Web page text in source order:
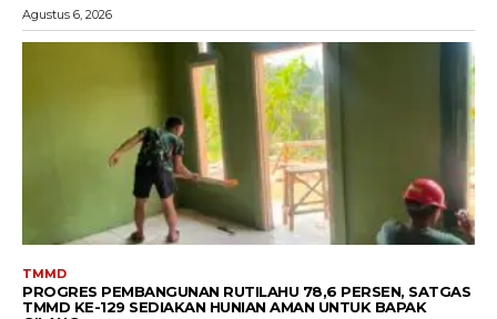
Agustus 6, 2026
TMMD
PROGRES PEMBANGUNAN RUTILAHU 78,6 PERSEN, SATGAS
TMMD KE-129 SEDIAKAN HUNIAN AMAN UNTUK BAPAK